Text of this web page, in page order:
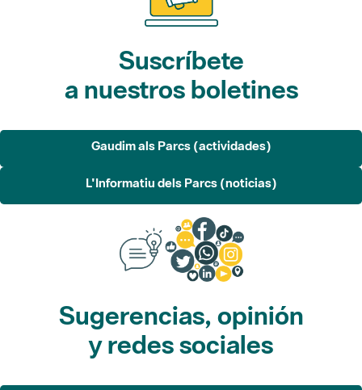
Suscríbete
a nuestros boletines
Gaudim als Parcs (actividades)
L'Informatiu dels Parcs (noticias)
Sugerencias, opinión
y redes sociales